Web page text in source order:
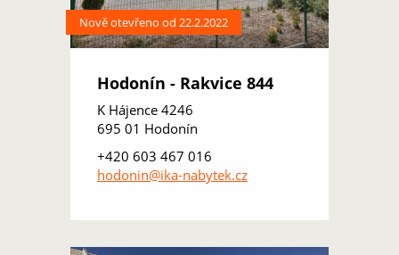
Nově otevřeno od 22.2.2022
Hodonín - Rakvice 844
K Hájence 4246
695 01 Hodonín
+420 603 467 016
hodonin@ika-nabytek.cz